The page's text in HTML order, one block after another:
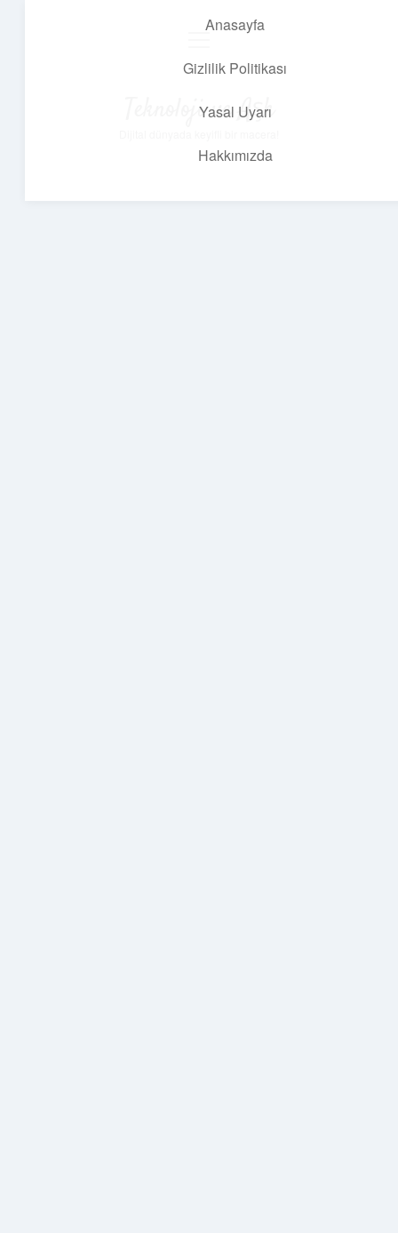
Anasayfa
Gizlilik Politikası
Yasal Uyarı
Hakkımızda
Teknoloji ve Aşk